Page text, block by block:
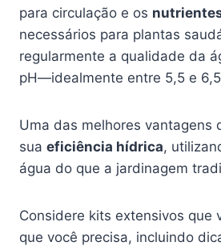
para circulação e os
necessários para plantas
regularmente a qualidade da
pH—idealmente entre 5,5 e
Uma das melhores vantagens
sua eficiência hídrica,
água do que a jardinagem
Considere kits extensivos que
que você precisa, incluindo